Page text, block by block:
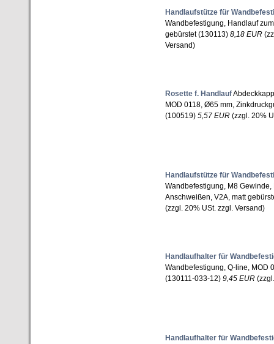
Handlaufstütze für
Wandbefestigung, Handlauf
gebürstet (130113) 8,18 EUR
Versand)
Rosette f. Handlauf
MOD 0118, Ø65 mm,
(100519) 5,57 EUR (zzgl. 20%
Handlaufstütze für
Wandbefestigung, M8 Gewinde,
Anschweißen, V2A, matt
(zzgl. 20% USt. zzgl. Versand)
Handlaufhalter für
Wandbefestigung, Q-line, MOD
(130111-033-12) 9,45 EUR
Handlaufhalter für